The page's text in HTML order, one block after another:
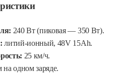
240 Вт (пиковая — 350 Вт).
литий-ионный, 48V 15Ah.
25 км/ч.
на одном заряде.